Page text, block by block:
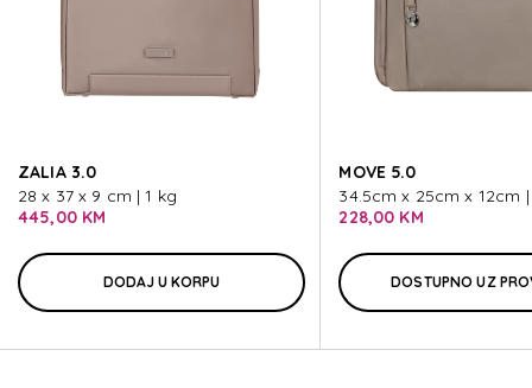
4PACK
4PACK
4PACK
ZALIA 3.0
28 x 37 x 9 cm | 1 kg
445,00 KM
DODAJ U KORPU
MOVE 5.0
34.5cm x 25cm x 12cm
228,00 KM
DOSTUPNO UZ